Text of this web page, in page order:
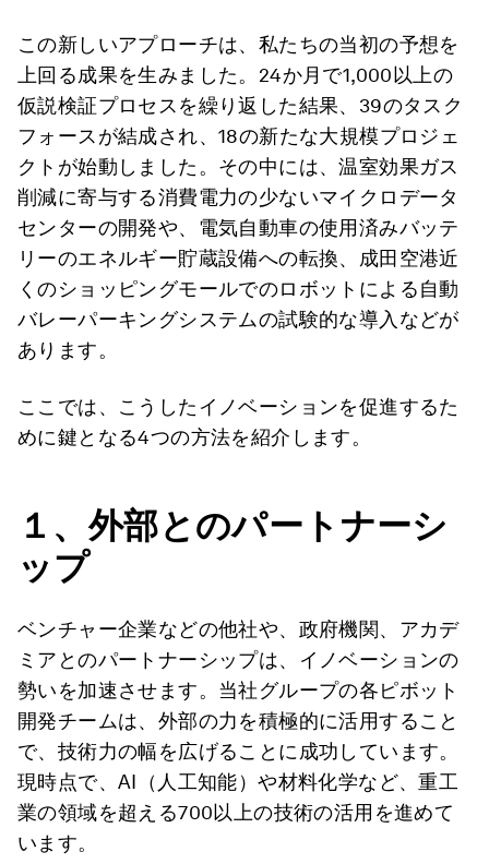
この新しいアプローチは、私たちの当初の予想を
上回る成果を生みました。24か月で1,000以上の
仮説検証プロセスを繰り返した結果、39のタスク
フォースが結成され、18の新たな大規模プロジェ
クトが始動しました。その中には、温室効果ガス
削減に寄与する消費電力の少ないマイクロデータ
センターの開発や、電気自動車の使用済みバッテ
リーのエネルギー貯蔵設備への転換、成田空港近
くのショッピングモールでのロボットによる自動
バレーパーキングシステムの試験的な導入などが
あります。
ここでは、こうしたイノベーションを促進するた
めに鍵となる4つの方法を紹介します。
１、外部とのパートナーシ
ップ
ベンチャー企業などの他社や、政府機関、アカデ
ミアとのパートナーシップは、イノベーションの
勢いを加速させます。当社グループの各ピボット
開発チームは、外部の力を積極的に活用すること
で、技術力の幅を広げることに成功しています。
現時点で、AI（人工知能）や材料化学など、重工
業の領域を超える700以上の技術の活用を進めて
います。